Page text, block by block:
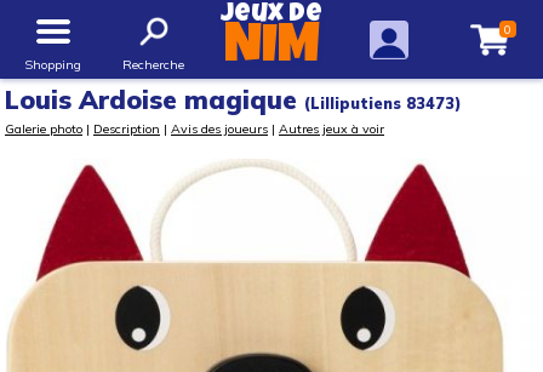
Shopping Recherche
Jeux de
NIM 0
Louis Ardoise magique (Lilliputiens 83473)
Galerie photo | Description | Avis des joueurs | Autres jeux à voir